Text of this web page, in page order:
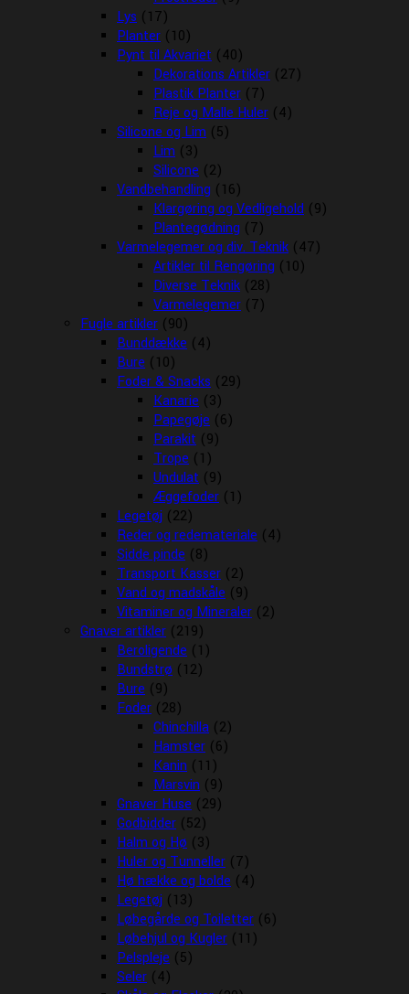
Lys (17)
Planter (10)
Pynt til Akvariet (40)
Dekorations Artikler (27)
Plastik Planter (7)
Reje og Malle Huler (4)
Silicone og Lim (5)
Lim (3)
Silicone (2)
Vandbehandling (16)
Klargøring og Vedligehold (9)
Plantegødning (7)
Varmelegemer og div. Teknik (47)
Artikler til Rengøring (10)
Diverse Teknik (28)
Varmelegemer (7)
Fugle artikler (90)
Bunddække (4)
Bure (10)
Foder & Snacks (29)
Kanarie (3)
Papegøje (6)
Parakit (9)
Trope (1)
Undulat (9)
Æggefoder (1)
Legetøj (22)
Reder og redemateriale (4)
Sidde pinde (8)
Transport Kasser (2)
Vand og madskåle (9)
Vitaminer og Mineraler (2)
Gnaver artikler (219)
Beroligende (1)
Bundstrø (12)
Bure (9)
Foder (28)
Chinchilla (2)
Hamster (6)
Kanin (11)
Marsvin (9)
Gnaver Huse (29)
Godbidder (52)
Halm og Hø (3)
Huler og Tunneller (7)
Hø hække og bolde (4)
Legetøj (13)
Løbegårde og Toiletter (6)
Løbehjul og Kugler (11)
Pelspleje (5)
Seler (4)